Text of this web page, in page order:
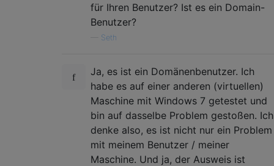
für Ihren Benutzer? Ist es ein Domain-
Benutzer?
Seth
Ja, es ist ein Domänenbenutzer. Ich
habe es auf einer anderen (virtuellen)
Maschine mit Windows 7 getestet und
bin auf dasselbe Problem gestoßen. Ich
denke also, es ist nicht nur ein Problem
mit meinem Benutzer / meiner
Maschine. Und ja, der Ausweis ist